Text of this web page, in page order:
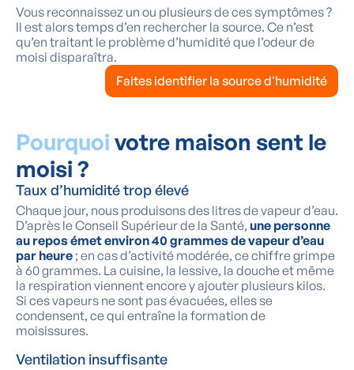
Vous reconnaissez un ou plusieurs de ces symptômes ?
Il est alors temps d’en rechercher la source. Ce n’est
qu’en traitant le problème d’humidité que l’odeur de
moisi disparaîtra.
Faites identifier la source d'humidité
Pourquoi votre maison sent le
moisi ?
Taux d’humidité trop élevé
Chaque jour, nous produisons des litres de vapeur d’eau.
D’après le Conseil Supérieur de la Santé, une personne
au repos émet environ 40 grammes de vapeur d’eau
par heure ; en cas d’activité modérée, ce chiffre grimpe
à 60 grammes. La cuisine, la lessive, la douche et même
la respiration viennent encore y ajouter plusieurs kilos.
Si ces vapeurs ne sont pas évacuées, elles se
condensent, ce qui entraîne la formation de
moisissures.
Ventilation insuffisante